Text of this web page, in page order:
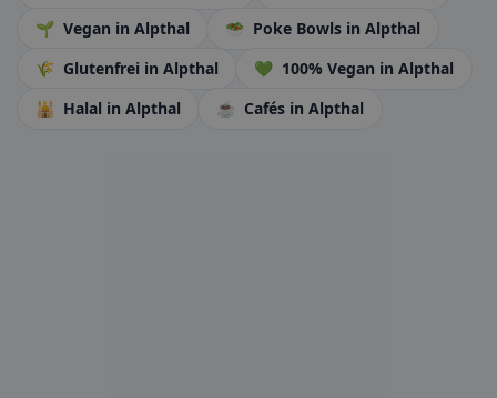
🌱 Vegan in Alpthal 🥗 Poke Bowls in Alpthal
🌾 Glutenfrei in Alpthal 💚 100% Vegan in Alpthal
🕌 Halal in Alpthal ☕ Cafés in Alpthal